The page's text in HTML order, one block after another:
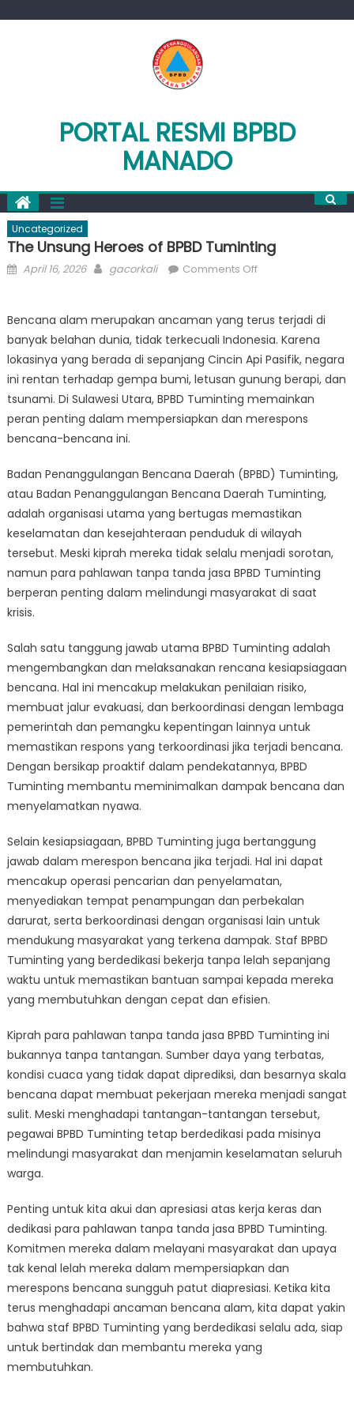
PORTAL RESMI BPBD
MANADO
Uncategorized
The Unsung Heroes of BPBD Tuminting
Posted
April 16, 2026 Author
gacorkali Comments Offon
Heroes
of
BPBD
Tuminting
Bencana alam merupakan ancaman yang terus terjadi di
banyak belahan dunia, tidak terkecuali Indonesia. Karena
lokasinya yang berada di sepanjang Cincin Api Pasifik, negara
ini rentan terhadap gempa bumi, letusan gunung berapi, dan
tsunami. Di Sulawesi Utara, BPBD Tuminting memainkan
peran penting dalam mempersiapkan dan merespons
bencana-bencana ini.
Badan Penanggulangan Bencana Daerah (BPBD) Tuminting,
atau Badan Penanggulangan Bencana Daerah Tuminting,
adalah organisasi utama yang bertugas memastikan
keselamatan dan kesejahteraan penduduk di wilayah
tersebut. Meski kiprah mereka tidak selalu menjadi sorotan,
namun para pahlawan tanpa tanda jasa BPBD Tuminting
berperan penting dalam melindungi masyarakat di saat
krisis.
Salah satu tanggung jawab utama BPBD Tuminting adalah
mengembangkan dan melaksanakan rencana kesiapsiagaan
bencana. Hal ini mencakup melakukan penilaian risiko,
membuat jalur evakuasi, dan berkoordinasi dengan lembaga
pemerintah dan pemangku kepentingan lainnya untuk
memastikan respons yang terkoordinasi jika terjadi bencana.
Dengan bersikap proaktif dalam pendekatannya, BPBD
Tuminting membantu meminimalkan dampak bencana dan
menyelamatkan nyawa.
Selain kesiapsiagaan, BPBD Tuminting juga bertanggung
jawab dalam merespon bencana jika terjadi. Hal ini dapat
mencakup operasi pencarian dan penyelamatan,
menyediakan tempat penampungan dan perbekalan
darurat, serta berkoordinasi dengan organisasi lain untuk
mendukung masyarakat yang terkena dampak. Staf BPBD
Tuminting yang berdedikasi bekerja tanpa lelah sepanjang
waktu untuk memastikan bantuan sampai kepada mereka
yang membutuhkan dengan cepat dan efisien.
Kiprah para pahlawan tanpa tanda jasa BPBD Tuminting ini
bukannya tanpa tantangan. Sumber daya yang terbatas,
kondisi cuaca yang tidak dapat diprediksi, dan besarnya skala
bencana dapat membuat pekerjaan mereka menjadi sangat
sulit. Meski menghadapi tantangan-tantangan tersebut,
pegawai BPBD Tuminting tetap berdedikasi pada misinya
melindungi masyarakat dan menjamin keselamatan seluruh
warga.
Penting untuk kita akui dan apresiasi atas kerja keras dan
dedikasi para pahlawan tanpa tanda jasa BPBD Tuminting.
Komitmen mereka dalam melayani masyarakat dan upaya
tak kenal lelah mereka dalam mempersiapkan dan
merespons bencana sungguh patut diapresiasi. Ketika kita
terus menghadapi ancaman bencana alam, kita dapat yakin
bahwa staf BPBD Tuminting yang berdedikasi selalu ada, siap
untuk bertindak dan membantu mereka yang
membutuhkan.